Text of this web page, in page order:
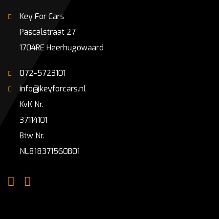
Key For Cars
Pascalstraat 27
1704RE Heerhugowaard
072-5723101
info@keyforcars.nl
KvK Nr.
37114101
Btw Nr.
NL818371560B01